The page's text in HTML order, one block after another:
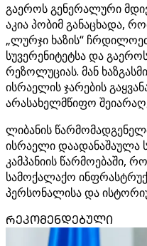
გაეროს გენერალური
აკია პობიმ განაცხადა,
„ლურჯი ხაზის“
სუვერენიტეტსა და
რეზოლუციას. მან
ისრაელის ჯარების
არასახელმწიფო
ლიბანის
ისრაელი დაადანაშაულა
კამპანიის წარმოებაში,
სამოქალაქო
პერსონალისა და
ᲠᲔᲙᲝᲛᲔᲜᲓᲔᲑᲣᲚᲘ